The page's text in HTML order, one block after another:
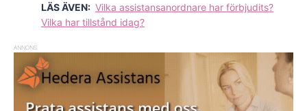
LÄS ÄVEN: Vilka assistansanordnare har förbjudits?
Vilka har tillstånd idag?
ANNONS